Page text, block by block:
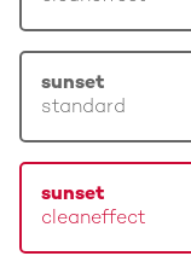
sunset
standard
sunset
cleaneffect